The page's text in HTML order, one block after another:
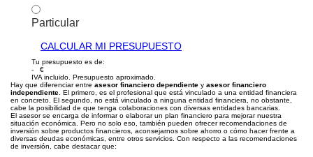
Particular
CALCULAR MI PRESUPUESTO
Tu presupuesto es de:
- €
IVA incluido. Presupuesto aproximado.
Hay que diferenciar entre asesor financiero dependiente y asesor financiero
independiente . El primero, es el profesional que está vinculado a una entidad financiera
en concreto. El segundo, no está vinculado a ninguna entidad financiera, no obstante,
cabe la posibilidad de que tenga colaboraciones con diversas entidades bancarias.
El asesor se encarga de informar o elaborar un plan financiero para mejorar nuestra
situación económica. Pero no solo eso, también pueden ofrecer recomendaciones de
inversión sobre productos financieros, aconsejarnos sobre ahorro o cómo hacer frente a
diversas deudas económicas, entre otros servicios. Con respecto a las recomendaciones
de inversión, cabe destacar que: